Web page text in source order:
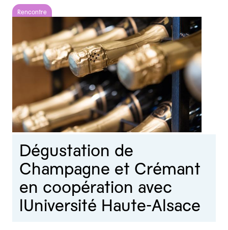
Rencontre
Dégustation de
Champagne et Crémant
en coopération avec
lUniversité Haute-Alsace